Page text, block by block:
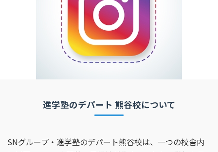
進学塾のデパート 熊谷校について
SNグループ・進学塾のデパート熊谷校は、一つの校舎内